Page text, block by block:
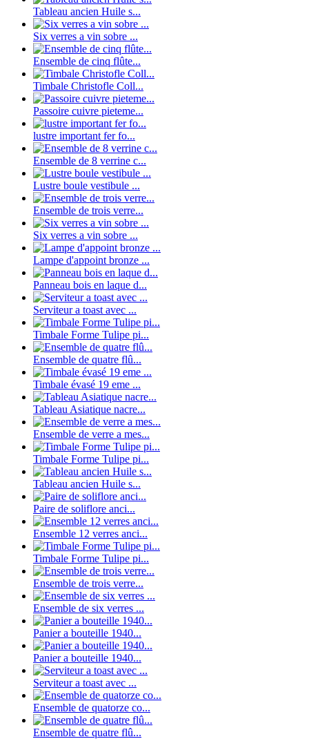
Tableau ancien Huile s...
Six verres a vin sobre ...
Ensemble de cinq flûte...
Timbale Christofle Coll...
Passoire cuivre pieteme...
lustre important fer fo...
Ensemble de 8 verrine c...
Lustre boule vestibule ...
Ensemble de trois verre...
Six verres a vin sobre ...
Lampe d'appoint bronze ...
Panneau bois en laque d...
Serviteur a toast avec ...
Timbale Forme Tulipe pi...
Ensemble de quatre flû...
Timbale évasé 19 eme ...
Tableau Asiatique nacre...
Ensemble de verre a mes...
Timbale Forme Tulipe pi...
Tableau ancien Huile s...
Paire de soliflore anci...
Ensemble 12 verres anci...
Timbale Forme Tulipe pi...
Ensemble de trois verre...
Ensemble de six verres ...
Panier a bouteille 1940...
Panier a bouteille 1940...
Serviteur a toast avec ...
Ensemble de quatorze co...
Ensemble de quatre flû...